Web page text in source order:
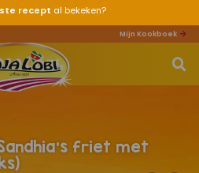
recept al bekeken?
Mijn Kookboek
op zoek?
Home
ons
friet met